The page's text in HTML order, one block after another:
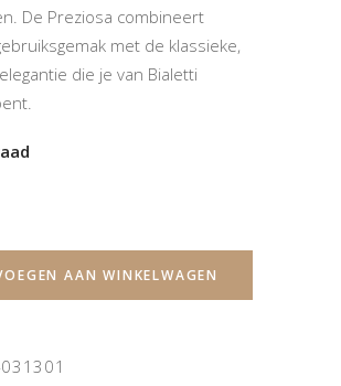
De Preziosa combineert
met de klassieke,
die je van Bialetti
AAN WINKELWAGEN
031301